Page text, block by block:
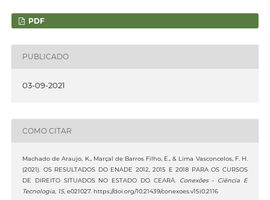
PDF
PUBLICADO
03-09-2021
COMO CITAR
Machado de Araujo, K., Marçal de Barros Filho, E., & Lima Vasconcelos, F. H.
(2021). OS RESULTADOS DO ENADE 2012, 2015 E 2018 PARA OS CURSOS
DE DIREITO SITUADOS NO ESTADO DO CEARÁ.
Conexões - Ciência E
Tecnologia, 15, e021027. https://doi.org/10.21439/conexoes.v15i0.2116